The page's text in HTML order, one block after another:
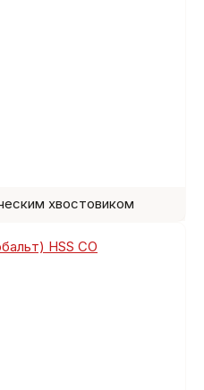
хвостовиком